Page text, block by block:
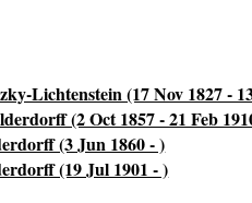
Lichtenstein (17 Nov 1827 -
(2 Oct 1857 - 21 Feb
(3 Jun 1860 - )
(19 Jul 1901 - )